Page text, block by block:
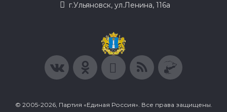
г.Ульяновск, ул.Ленина, 116а
© 2005-2026, Партия «Единая Россия». Все права защищены.